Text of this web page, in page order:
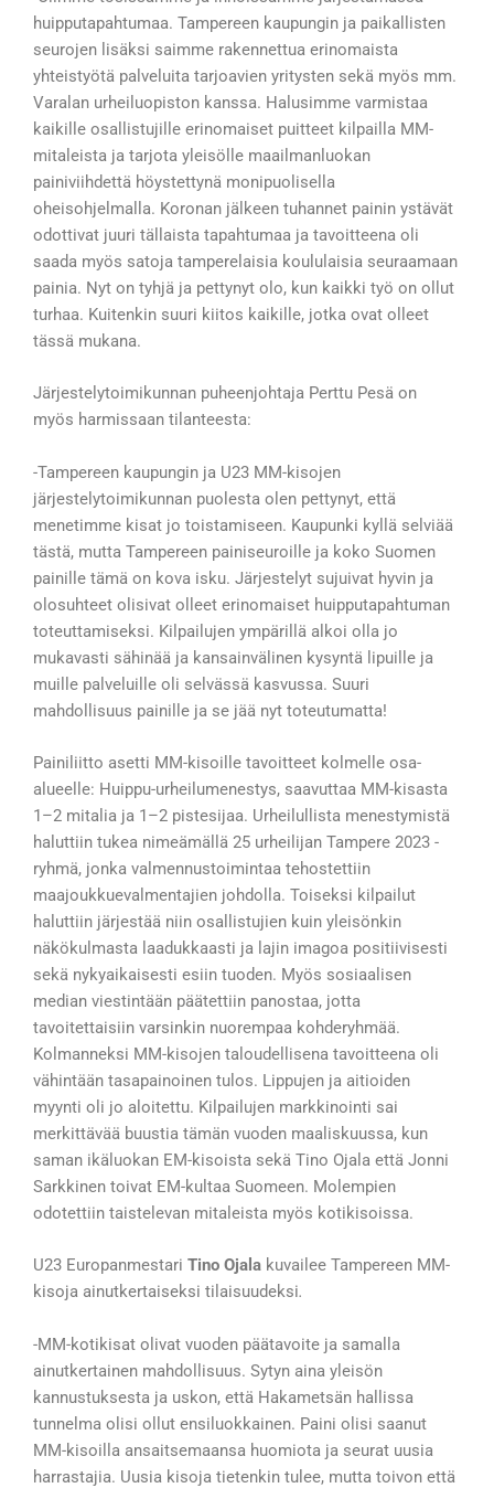
huipputapahtumaa. Tampereen kaupungin ja paikallisten
seurojen lisäksi saimme rakennettua erinomaista
yhteistyötä palveluita tarjoavien yritysten sekä myös mm.
Varalan urheiluopiston kanssa. Halusimme varmistaa
kaikille osallistujille erinomaiset puitteet kilpailla MM-
mitaleista ja tarjota yleisölle maailmanluokan
painiviihdettä höystettynä monipuolisella
oheisohjelmalla. Koronan jälkeen tuhannet painin ystävät
odottivat juuri tällaista tapahtumaa ja tavoitteena oli
saada myös satoja tamperelaisia koululaisia seuraamaan
painia. Nyt on tyhjä ja pettynyt olo, kun kaikki työ on ollut
turhaa. Kuitenkin suuri kiitos kaikille, jotka ovat olleet
tässä mukana.
Järjestelytoimikunnan puheenjohtaja Perttu Pesä on
myös harmissaan tilanteesta:
-Tampereen kaupungin ja U23 MM-kisojen
järjestelytoimikunnan puolesta olen pettynyt, että
menetimme kisat jo toistamiseen. Kaupunki kyllä selviää
tästä, mutta Tampereen painiseuroille ja koko Suomen
painille tämä on kova isku. Järjestelyt sujuivat hyvin ja
olosuhteet olisivat olleet erinomaiset huipputapahtuman
toteuttamiseksi. Kilpailujen ympärillä alkoi olla jo
mukavasti sähinää ja kansainvälinen kysyntä lipuille ja
muille palveluille oli selvässä kasvussa. Suuri
mahdollisuus painille ja se jää nyt toteutumatta!
Painiliitto asetti MM-kisoille tavoitteet kolmelle osa-
alueelle: Huippu-urheilumenestys, saavuttaa MM-kisasta
1–2 mitalia ja 1–2 pistesijaa. Urheilullista menestymistä
haluttiin tukea nimeämällä 25 urheilijan Tampere 2023 -
ryhmä, jonka valmennustoimintaa tehostettiin
maajoukkuevalmentajien johdolla. Toiseksi kilpailut
haluttiin järjestää niin osallistujien kuin yleisönkin
näkökulmasta laadukkaasti ja lajin imagoa positiivisesti
sekä nykyaikaisesti esiin tuoden. Myös sosiaalisen
median viestintään päätettiin panostaa, jotta
tavoitettaisiin varsinkin nuorempaa kohderyhmää.
Kolmanneksi MM-kisojen taloudellisena tavoitteena oli
vähintään tasapainoinen tulos. Lippujen ja aitioiden
myynti oli jo aloitettu. Kilpailujen markkinointi sai
merkittävää buustia tämän vuoden maaliskuussa, kun
saman ikäluokan EM-kisoista sekä Tino Ojala että Jonni
Sarkkinen toivat EM-kultaa Suomeen. Molempien
odotettiin taistelevan mitaleista myös kotikisoissa.
U23 Europanmestari Tino Ojala kuvailee Tampereen MM-
kisoja ainutkertaiseksi tilaisuudeksi.
-MM-kotikisat olivat vuoden päätavoite ja samalla
ainutkertainen mahdollisuus. Sytyn aina yleisön
kannustuksesta ja uskon, että Hakametsän hallissa
tunnelma olisi ollut ensiluokkainen. Paini olisi saanut
MM-kisoilla ansaitsemaansa huomiota ja seurat uusia
harrastajia. Uusia kisoja tietenkin tulee, mutta toivon että